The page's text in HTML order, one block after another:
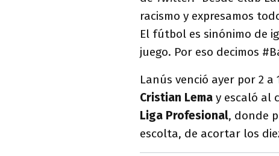
racismo y expresamos
El fútbol es sinónimo de
juego. Por eso decimos
Lanús venció ayer por 2 a
Cristian Lema y escaló al
Liga Profesional, donde
escolta, de acortar los